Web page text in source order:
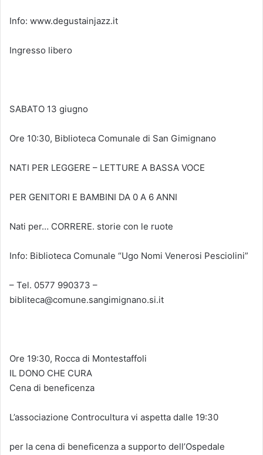
Info: www.degustainjazz.it
Ingresso libero
SABATO 13 giugno
Ore 10:30, Biblioteca Comunale di San Gimignano
NATI PER LEGGERE – LETTURE A BASSA VOCE
PER GENITORI E BAMBINI DA 0 A 6 ANNI
Nati per… CORRERE. storie con le ruote
Info: Biblioteca Comunale “Ugo Nomi Venerosi Pesciolini”
– Tel. 0577 990373 –
bibliteca@comune.sangimignano.si.it
Ore 19:30, Rocca di Montestaffoli
IL DONO CHE CURA
Cena di beneficenza
L’associazione Controcultura vi aspetta dalle 19:30
per la cena di beneficenza a supporto dell’Ospedale